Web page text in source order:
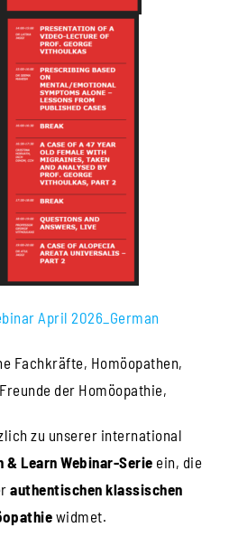
April 2026_German
Fachkräfte, Homöopathen,
der Homöopathie,
zu unserer international
& Learn Webinar-Serie ein, die
authentischen klassischen
widmet.